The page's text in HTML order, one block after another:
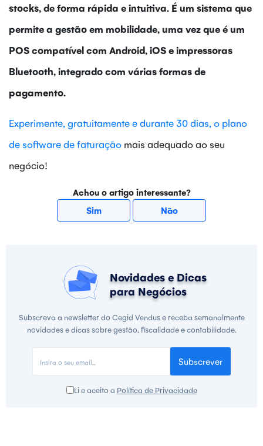
stocks, de forma rápida e intuitiva. É um sistema que
permite a gestão em mobilidade, uma vez que é um
POS compatível com Android, iOS e impressoras
Bluetooth, integrado com várias formas de
pagamento.
Experimente, gratuitamente e durante 30 dias, o plano
de software de faturação mais adequado ao seu
negócio!
Achou o artigo interessante?
Sim
Não
Novidades e Dicas
para Negócios
Subscreva a newsletter do Cegid Vendus e receba semanalmente
novidades e dicas sobre gestão, fiscalidade e contabilidade.
Subscrever
Li e aceito a Política de Privacidade